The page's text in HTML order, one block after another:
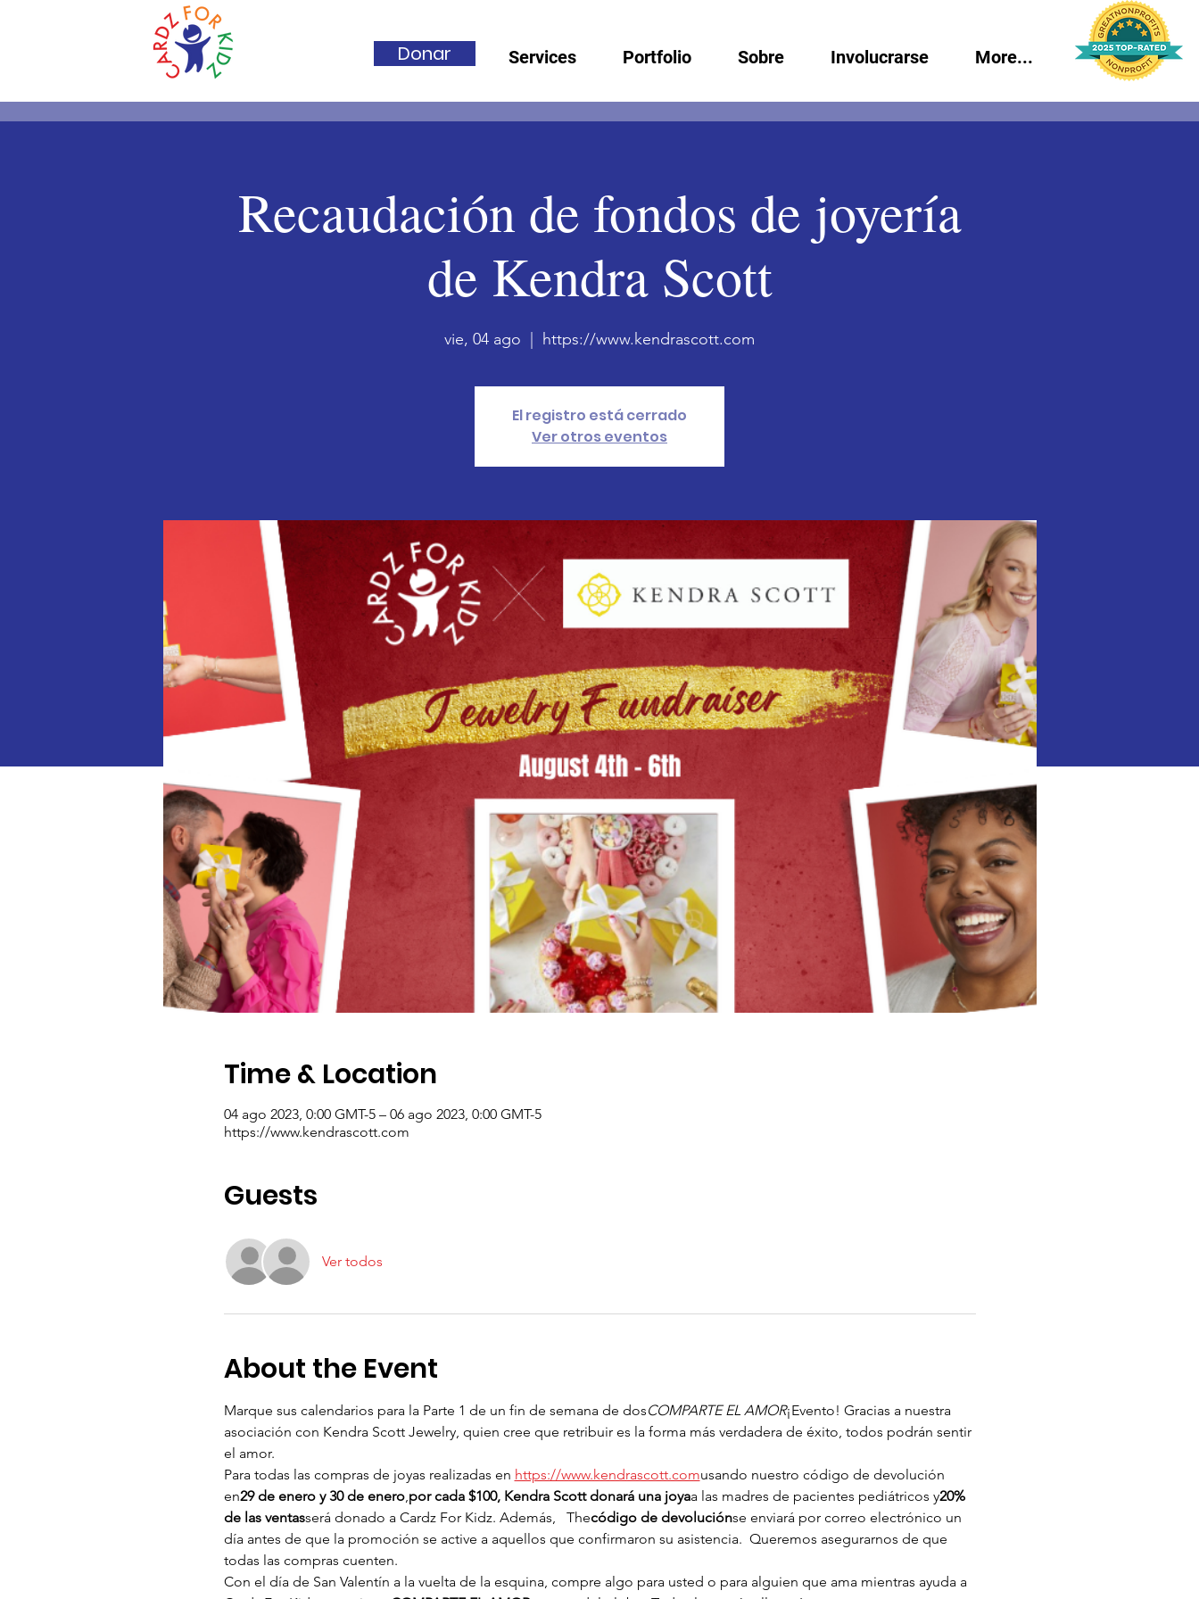
Donar Services Portfolio Sobre Involucrarse More...
Recaudación de fondos de joyería
de Kendra Scott
vie, 04 ago https://www.kendrascott.com
El registro está cerrado
Ver otros eventos
Time & Location
04 ago 2023, 0:00 GMT-5 – 06 ago 2023, 0:00 GMT-5
https://www.kendrascott.com
Guests
Ver todos
About the Event
Marque sus calendarios para la Parte 1 de un fin de semana de dosCOMPARTE EL AMOR¡Evento! Gracias a nuestra
asociación con Kendra Scott Jewelry, quien cree que retribuir es la forma más verdadera de éxito, todos podrán sentir
el amor.
Para todas las compras de joyas realizadas en https://www.kendrascott.comusando nuestro código de devolución
en29 de enero y 30 de enero,por cada $100, Kendra Scott donará una joyaa las madres de pacientes pediátricos y20%
de las ventasserá donado a Cardz For Kidz. Además,   Thecódigo de devoluciónse enviará por correo electrónico un
día antes de que la promoción se active a aquellos que confirmaron su asistencia.  Queremos asegurarnos de que
todas las compras cuenten.
Con el día de San Valentín a la vuelta de la esquina, compre algo para usted o para alguien que ama mientras ayuda a